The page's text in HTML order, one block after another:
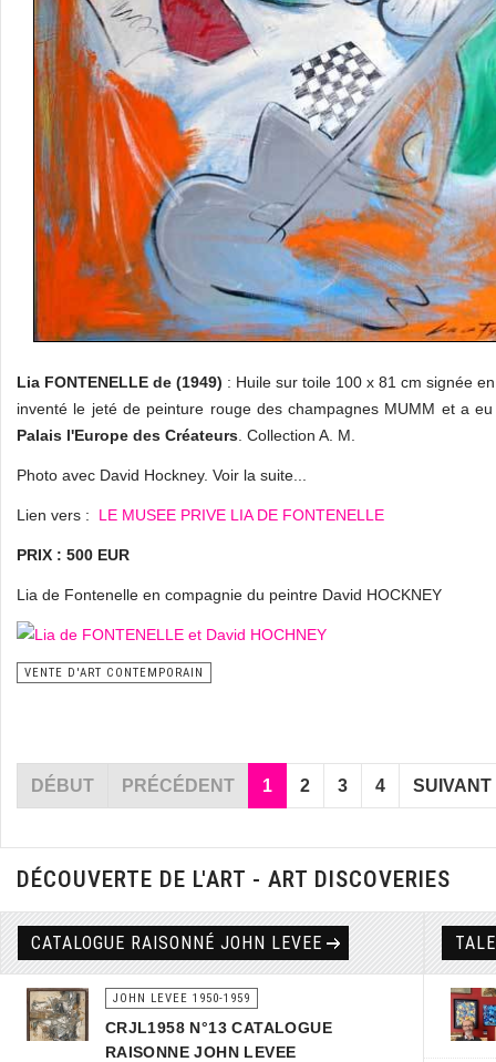
Lia FONTENELLE de (1949) : Huile sur toile 100 x 81 cm signée
inventé le jeté de peinture rouge des champagnes MUMM et a
Palais l'Europe des Créateurs . Collection A. M.
Photo avec David Hockney. Voir la suite...
Lien vers : LE MUSEE PRIVE LIA DE FONTENELLE
PRIX : 500 EUR
Lia de Fontenelle en compagnie du peintre David HOCKNEY
VENTE D'ART CONTEMPORAIN
DÉBUT PRÉCÉDENT 1 2 3 4 SUIVANT
DÉCOUVERTE DE L'ART - ART DISCOVERIES
CATALOGUE RAISONNÉ JOHN LEVEE
JOHN LEVEE 1950-1959
CRJL1958 N°13 CATALOGUE
RAISONNE JOHN LEVEE